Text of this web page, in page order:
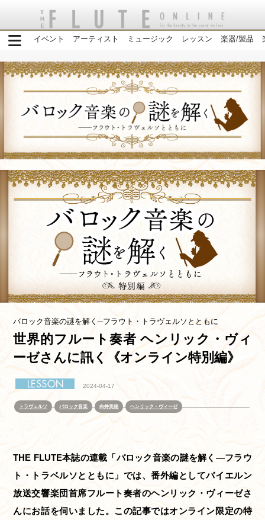
イベント アーティスト ミュージック レッスン 楽器/製品
バロック音楽の謎を解く─フラウト・トラヴェルソとともに
世界的フルート奏者 ヘンリック・ヴィ
ーゼさんに訊く《オンライン特別編》
2024-04-17
トラヴェルソ バロック音楽 白井美穂 ヘンリック・ヴィーゼ
THE FLUTE本誌の連載「バロック音楽の謎を解く—フラウ
ト・トラベルソとともに」では、番外編としてバイエルン
放送交響楽団首席フルート奏者のヘンリック・ヴィーゼさ
んにお話を伺いました。この記事ではオンライン限定の特